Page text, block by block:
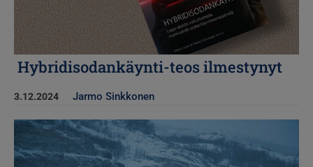
Hybridisodankäynti-teos ilmestynyt
3.12.2024 Jarmo Sinkkonen
Kuva